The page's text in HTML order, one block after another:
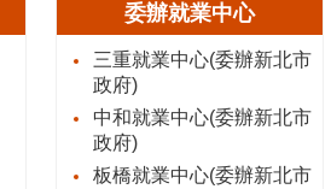
委辦就業中心
三重就業中心(委辦新北市
政府)
中和就業中心(委辦新北市
政府)
板橋就業中心(委辦新北市